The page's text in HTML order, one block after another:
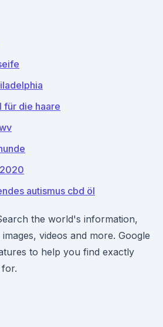
für die haare
autismus cbd öl
the world's information,
videos and more. Google
to help you find exactly